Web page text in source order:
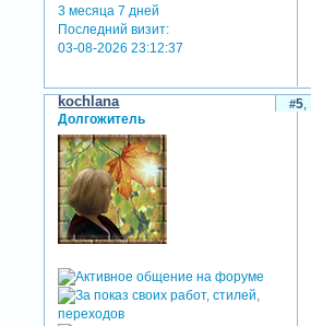
3 месяца 7 дней
Последний визит:
03-08-2026 23:12:37
5
kochlana
Долгожитель